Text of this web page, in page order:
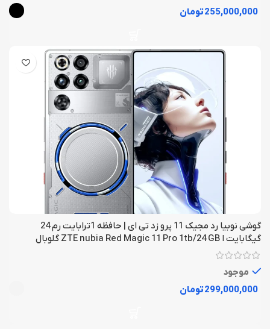
تومان
گوشی نوبیا رد مجیک 11 پرو زد تی ای | حافظه 1ترابایت رم 24
گیگابایت ا ZTE nubia Red Magic 11 Pro 1tb/24 GB گلوبال
موجود
تومان